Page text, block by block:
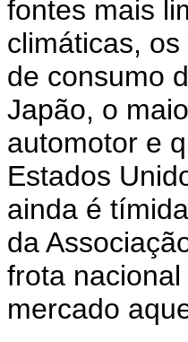
fontes mais
climáticas,
de consumo
Japão, o
automotor e
Estados
ainda é
da
frota
mercado